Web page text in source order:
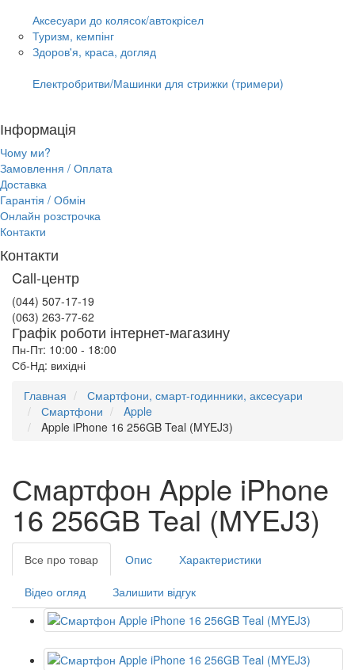
Аксесуари до колясок/автокрісел
Туризм, кемпінг
Здоров'я, краса, догляд
Електробритви/Машинки для стрижки (тримери)
Інформація
Чому ми?
Замовлення / Оплата
Доставка
Гарантія / Обмін
Онлайн розстрочка
Контакти
Контакти
Call-центр
(044) 507-17-19
(063) 263-77-62
Графік роботи інтернет-магазину
Пн-Пт: 10:00 - 18:00
Сб-Нд: вихідні
Главная
Смартфони, смарт-годинники, аксесуари
Смартфони
Apple
Apple iPhone 16 256GB Teal (MYEJ3)
Смартфон Apple iPhone
16 256GB Teal (MYEJ3)
Все про товар Опис Характеристики
Відео огляд Залишити відгук